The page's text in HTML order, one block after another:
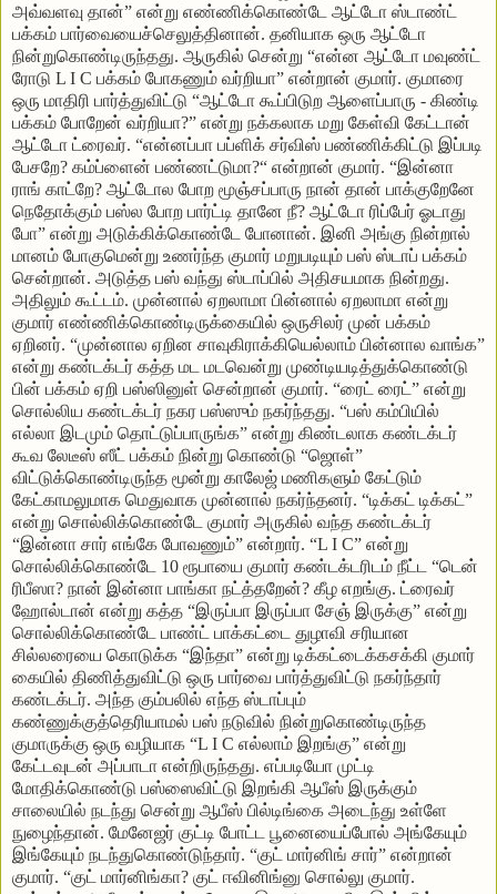
அவ்வளவு தான்” என்று எண்ணிக்கொண்டே ஆட்டோ ஸ்டாண்ட்
பக்கம் பார்வையைச்செலுத்தினான். தனியாக ஒரு ஆட்டோ
நின்றுகொண்டிருந்தது. ஆருகில் சென்று “என்ன ஆட்டோ மவுண்ட்
ரோடு L I C பக்கம் போகணும் வர்றியா” என்றான் குமார். குமாரை
ஒரு மாதிரி பார்த்துவிட்டு “ஆட்டோ கூப்பிடுற ஆளைப்பாரு - கிண்டி
பக்கம் போறேன் வர்றியா?” என்று நக்கலாக மறு கேள்வி கேட்டான்
ஆட்டோ ட்ரைவர். “என்னப்பா பப்ளிக் சர்விஸ் பண்ணிக்கிட்டு இப்படி
பேசறே? கம்ப்ளைன் பண்ணட்டுமா?“ என்றான் குமார். “இன்னா
ராங் காட்றே? ஆட்டோல போற மூஞ்சப்பாரு நான் தான் பாக்குறேனே
நெதோக்கும் பஸ்ல போற பார்ட்டி தானே நீ? ஆட்டோ ரிப்பேர் ஓடாது
போ” என்று அடுக்கிக்கொண்டே போனான். இனி அங்கு நின்றால்
மானம் போகுமென்று உணர்ந்த குமார் மறுபடியும் பஸ் ஸ்டாப் பக்கம்
சென்றான். அடுத்த பஸ் வந்து ஸ்டாப்பில் அதிசயமாக நின்றது.
அதிலும் கூட்டம். முன்னால் ஏறலாமா பின்னால் ஏறலாமா என்று
குமார் எண்ணிக்கொண்டிருக்கையில் ஒருசிலர் முன் பக்கம்
ஏறினர். “முன்னால ஏறின சாவுகிராக்கியெல்லாம் பின்னால வாங்க”
என்று கண்டக்டர் கத்த மட மடவென்று முண்டியடித்துக்கொண்டு
பின் பக்கம் ஏறி பஸ்ஸினுள் சென்றான் குமார். “ரைட் ரைட்” என்று
சொல்லிய கண்டக்டர் நகர பஸ்ஸும் நகர்ந்தது. “பஸ் கம்பியில்
எல்லா இடமும் தொட்டுப்பாருங்க” என்று கிண்டலாக கண்டக்டர்
கூவ லேடீஸ் ஸீட் பக்கம் நின்று கொண்டு “ஜொள்”
விட்டுக்கொண்டிருந்த மூன்று காலேஜ் மணிகளும் கேட்டும்
கேட்காமலுமாக மெதுவாக முன்னால் நகர்ந்தனர். “டிக்கட் டிக்கட்”
என்று சொல்லிக்கொண்டே குமார் அருகில் வந்த கண்டக்டர்
“இன்னா சார் எங்கே போவணும்” என்றார். “L I C” என்று
சொல்லிக்கொண்டே 10 ரூபாயை குமார் கண்டக்டரிடம் நீட்ட “டென்
ரிபீஸா? நான் இன்னா பாங்கா நட்த்தறேன்? கீழ எறங்கு. ட்ரைவர்
ஹோல்டான் என்று கத்த “இருப்பா இருப்பா சேஞ் இருக்கு” என்று
சொல்லிக்கொண்டே பாண்ட் பாக்கட்டை துழாவி சரியான
சில்லரையை கொடுக்க “இந்தா” என்று டிக்கட்டைக்கசக்கி குமார்
கையில் திணித்துவிட்டு ஒரு பார்வை பார்த்துவிட்டு நகர்ந்தார்
கண்டக்டர். அந்த கும்பலில் எந்த ஸ்டாப்பும்
கண்ணுக்குத்தெரியாமல் பஸ் நடுவில் நின்றுகொண்டிருந்த
குமாருக்கு ஒரு வழியாக “L I C எல்லாம் இறங்கு” என்று
கேட்டவுடன் அப்பாடா என்றிருந்தது. எப்படியோ முட்டி
மோதிக்கொண்டு பஸ்ஸைவிட்டு இறங்கி ஆபீஸ் இருக்கும்
சாலையில் நடந்து சென்று ஆபீஸ் பில்டிங்கை அடைந்து உள்ளே
நுழைந்தான். மேனேஜர் குட்டி போட்ட பூனையைப்போல் அங்கேயும்
இங்கேயும் நடந்துகொண்டுந்தார். “குட் மார்னிங் சார்” என்றான்
குமார். “குட் மார்னிங்கா? குட் ஈவினிங்னு சொல்லு குமார்.